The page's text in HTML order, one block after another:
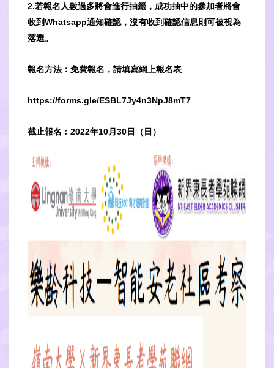
2.若報名人數過多將會進行抽籤，成功抽中的參加者將會
收到Whatsapp通知確認，沒有收到確認信息則可被視為
落選。
報名方法：免費報名，請填寫網上報名表
https://forms.gle/ESBL7Jy4n3NpJ8mT7
截止報名︰2022年10月30日（日）